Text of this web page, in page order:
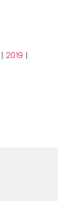
| 2019 |